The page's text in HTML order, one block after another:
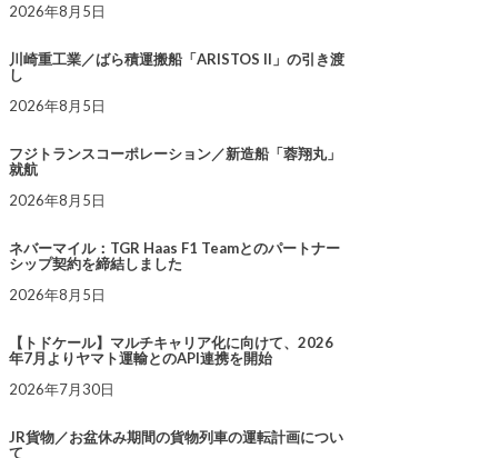
2026年8月5日
川崎重工業／ばら積運搬船「ARISTOS II」の引き渡
し
2026年8月5日
フジトランスコーポレーション／新造船「蓉翔丸」
就航
2026年8月5日
ネバーマイル：TGR Haas F1 Teamとのパートナー
シップ契約を締結しました
2026年8月5日
【トドケール】マルチキャリア化に向けて、2026
年7月よりヤマト運輸とのAPI連携を開始
2026年7月30日
JR貨物／お盆休み期間の貨物列車の運転計画につい
て